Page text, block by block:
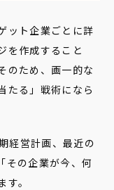
ット企業ごとに詳
を作成すること
のため、画一的な
たる」戦術になら
経営計画、最近の
その企業が今、何
。